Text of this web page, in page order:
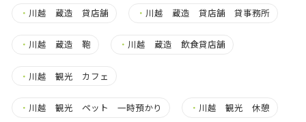
・ 川越 蔵造 貸店舗 ・ 川越 蔵造 貸店舗 貸事務所
・ 川越 蔵造 鞄 ・ 川越 蔵造 飲食貸店舗
・ 川越 観光 カフェ
・ 川越 観光 ペット 一時預かり ・ 川越 観光 休憩